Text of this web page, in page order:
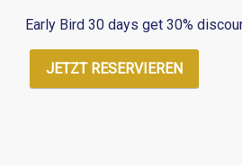
Early Bird 30 days get 30%
JETZT RESERVIEREN